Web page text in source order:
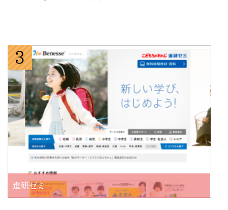
進研ゼミ